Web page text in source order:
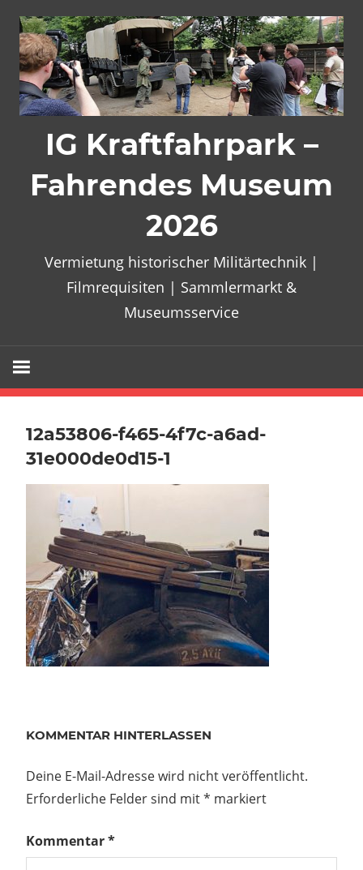
Inhalt
springen
IG Kraftfahrpark –
Fahrendes Museum
2026
Vermietung historischer Militärtechnik |
Filmrequisiten | Sammlermarkt &
Museumsservice
12a53806-f465-4f7c-a6ad-
31e000de0d15-1
KOMMENTAR HINTERLASSEN
Deine E-Mail-Adresse wird nicht veröffentlicht.
Erforderliche Felder sind mit* markiert
Kommentar*